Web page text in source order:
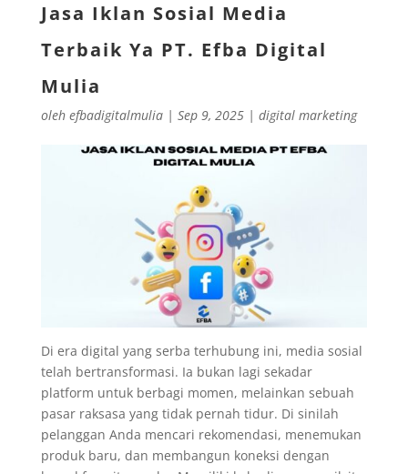
Jasa Iklan Sosial Media
Terbaik Ya PT. Efba Digital
Mulia
oleh efbadigitalmulia| Sep 9, 2025| digital marketing
Di era digital yang serba terhubung ini, media sosial
telah bertransformasi. Ia bukan lagi sekadar
platform untuk berbagi momen, melainkan sebuah
pasar raksasa yang tidak pernah tidur. Di sinilah
pelanggan Anda mencari rekomendasi, menemukan
produk baru, dan membangun koneksi dengan